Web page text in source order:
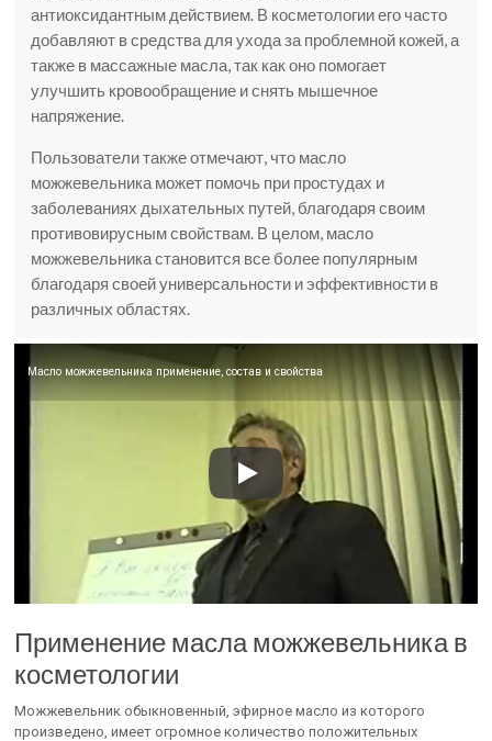
антиоксидантным действием. В косметологии его часто
добавляют в средства для ухода за проблемной кожей, а
также в массажные масла, так как оно помогает
улучшить кровообращение и снять мышечное
напряжение.
Пользователи также отмечают, что масло
можжевельника может помочь при простудах и
заболеваниях дыхательных путей, благодаря своим
противовирусным свойствам. В целом, масло
можжевельника становится все более популярным
благодаря своей универсальности и эффективности в
различных областях.
Масло можжевельника применение, состав и свойства
Применение масла можжевельника в
косметологии
Можжевельник обыкновенный, эфирное масло из которого
произведено, имеет огромное количество положительных